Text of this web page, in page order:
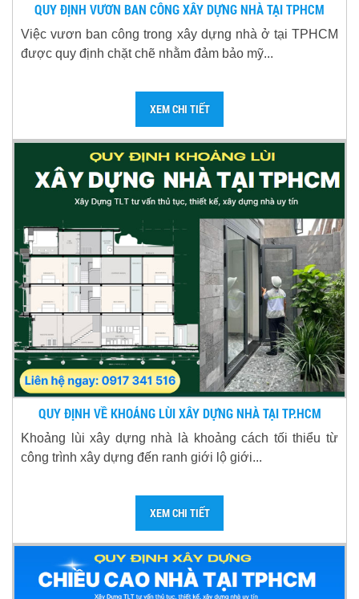
QUY ĐỊNH VƯƠN BAN CÔNG XÂY DỰNG NHÀ TẠI TPHCM
Việc vươn ban công trong xây dựng nhà ở tại TPHCM
được quy định chặt chẽ nhằm đảm bảo mỹ...
XEM CHI TIẾT
QUY ĐỊNH VỀ KHOẢNG LÙI XÂY DỰNG NHÀ TẠI TP.HCM
Khoảng lùi xây dựng nhà là khoảng cách tối thiểu từ
công trình xây dựng đến ranh giới lộ giới...
XEM CHI TIẾT